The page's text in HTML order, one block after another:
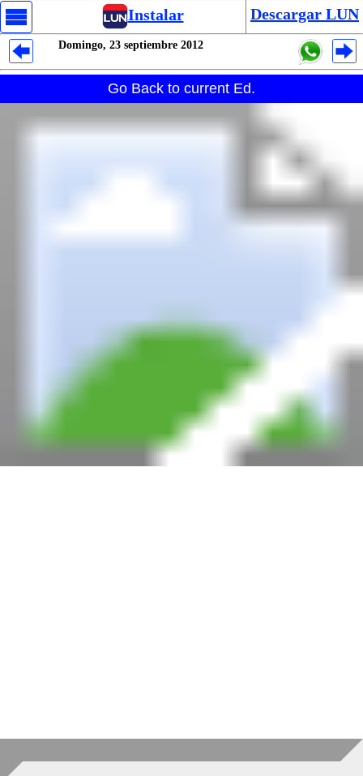
Instalar Descargar LUN
Domingo, 23 septiembre 2012
Go Back to current Ed.
Despliegues Analytics
Despliegues Totales
Despliegues por Rubros